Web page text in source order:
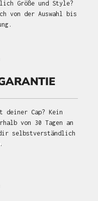
Größe und Style?
von der Auswahl bis
Cap? Kein
von 30 Tagen an
selbstverständlich